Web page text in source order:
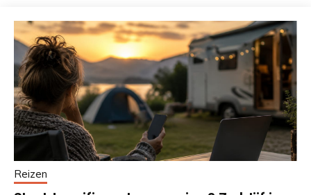
Reizen